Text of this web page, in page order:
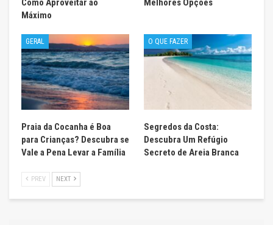
Como Aproveitar ao
Máximo
Melhores Opções
GERAL
Praia da Cocanha é Boa
para Crianças? Descubra se
Vale a Pena Levar a Família
O QUE FAZER
Segredos da Costa:
Descubra Um Refúgio
Secreto de Areia Branca
PREV NEXT